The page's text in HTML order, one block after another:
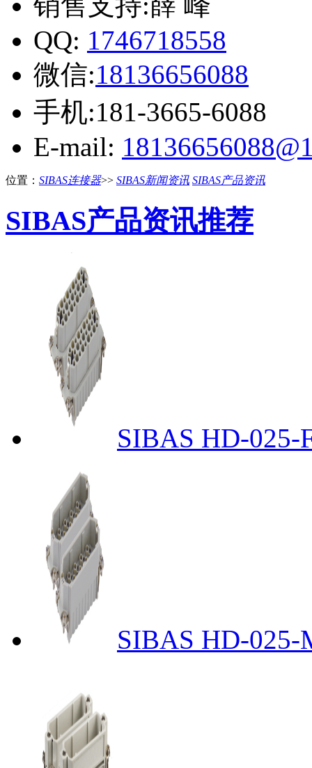
QQ: 1746718558
微信:18136656088
手机:181-3665-6088
E-mail:
位置： SIBAS连接器>> SIBAS新闻资讯 SIBAS产品资讯
SIBAS产品资讯推荐
SIBAS HD-025-
SIBAS HD-025-